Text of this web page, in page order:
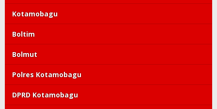
Kotamobagu
Boltim
Bolmut
Polres Kotamobagu
DPRD Kotamobagu